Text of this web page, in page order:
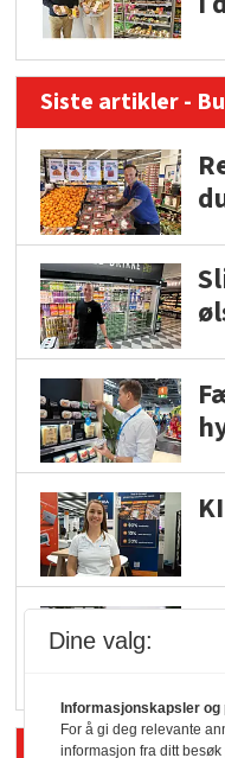
Siste artikler -
Dine valg:
Informasjonskapsler
For å gi deg relevante
informasjon fra ditt